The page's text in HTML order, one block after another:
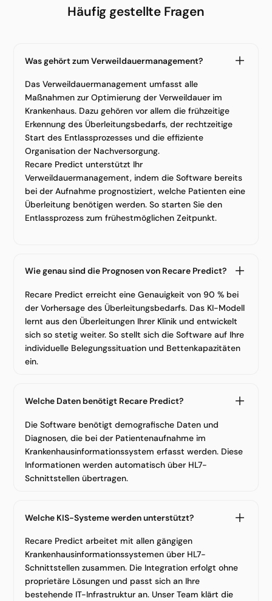
Häufig gestellte Fragen
Was gehört zum Verweildauermanagement?
Das Verweildauermanagement umfasst alle
Maßnahmen zur Optimierung der Verweildauer im
Krankenhaus. Dazu gehören vor allem die frühzeitige
Erkennung des Überleitungsbedarfs, der rechtzeitige
Start des Entlassprozesses und die effiziente
Organisation der Nachversorgung.
Recare Predict unterstützt Ihr
Verweildauermanagement, indem die Software bereits
bei der Aufnahme prognostiziert, welche Patienten eine
Überleitung benötigen werden. So starten Sie den
Entlassprozess zum frühestmöglichen Zeitpunkt.
Wie genau sind die Prognosen von Recare Predict?
Recare Predict erreicht eine Genauigkeit von 90 % bei
der Vorhersage des Überleitungsbedarfs. Das KI-Modell
lernt aus den Überleitungen Ihrer Klinik und entwickelt
sich so stetig weiter. So stellt sich die Software auf Ihre
individuelle Belegungssituation und Bettenkapazitäten
ein.
Welche Daten benötigt Recare Predict?
Die Software benötigt demografische Daten und
Diagnosen, die bei der Patientenaufnahme im
Krankenhausinformationssystem erfasst werden. Diese
Informationen werden automatisch über HL7-
Schnittstellen übertragen.
Welche KIS-Systeme werden unterstützt?
Recare Predict arbeitet mit allen gängigen
Krankenhausinformationssystemen über HL7-
Schnittstellen zusammen. Die Integration erfolgt ohne
proprietäre Lösungen und passt sich an Ihre
bestehende IT-Infrastruktur an. Unser Team klärt die